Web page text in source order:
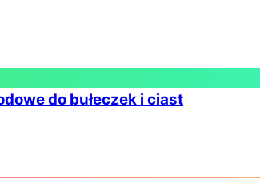
do bułeczek i ciast